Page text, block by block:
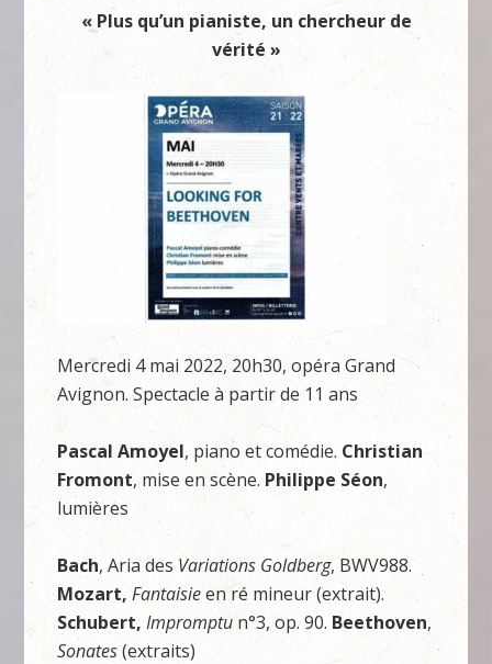
« Plus qu’un pianiste, un chercheur de
vérité »
Mercredi 4 mai 2022, 20h30, opéra Grand
Avignon. Spectacle à partir de 11 ans
Pascal Amoyel, piano et comédie. Christian
Fromont, mise en scène. Philippe Séon,
lumières
Bach, Aria des Variations Goldberg, BWV988.
Mozart, Fantaisieen ré mineur (extrait).
Schubert, Impromptun°3, op. 90. Beethoven,
Sonates(extraits)